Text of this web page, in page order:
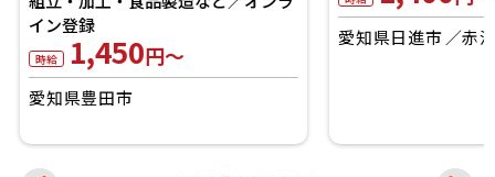
イン登録
時給 1,450円～
愛知県豊田市
録
1,400 円～